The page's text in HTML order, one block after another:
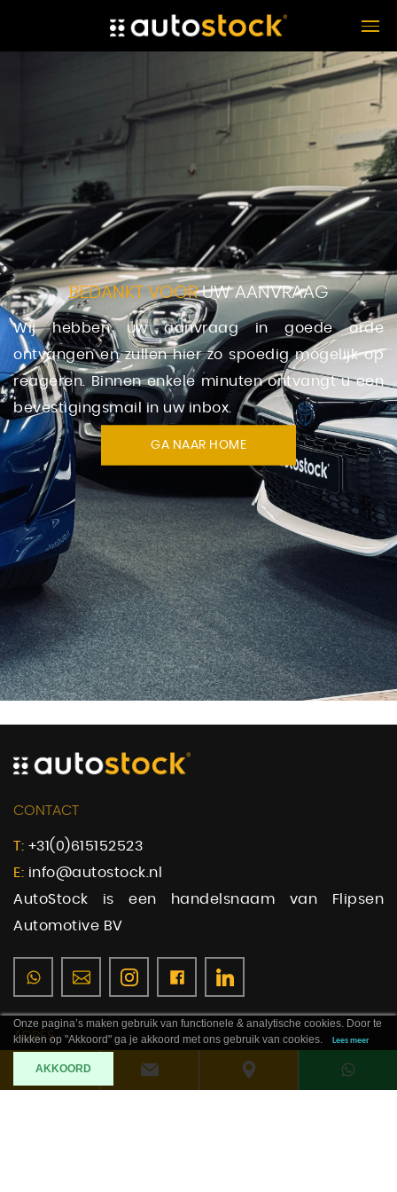
BEDANKT VOORUW AANVRAAG
Wij hebben uw aanvraag in goede orde
ontvangen en zullen hier zo spoedig mogelijk op
reageren. Binnen enkele minuten ontvangt u een
bevestigingsmail in uw inbox.
GA NAAR HOME
CONTACT
T: +31(0)615152523
E: info@autostock.nl
AutoStock is een handelsnaam van Flipsen
Automotive BV
ADRES
Guldenweg 22
Onze pagina’s maken gebruik van functionele & analytische cookies. Door te
klikken op "Akkoord" ga je akkoord met ons gebruik van cookies.
Lees meer
AKKOORD